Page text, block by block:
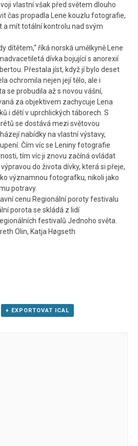
vlastní však před světem dlouho
čas propadla Lene kouzlu fotografie,
a mít totální kontrolu nad svým
dítětem,“ říká norská umělkyně Lene
dívka bojující s anorexií
Přestala jíst, když jí bylo deset
ochromila nejen její tělo, ale i
se probudila až s novou vášní,
za objektivem zachycuje Lena
i dětí v uprchlických táborech. S
se dostává mezi světovou
nabídky na vlastní výstavy,
Čím víc se Leniny fotografie
tím víc ji znovu začíná ovládat
do života dívky, která si přeje,
významnou fotografku, nikoli jako
potravy.
cenu Regionální poroty festivalu
porota se skládá z lidí
festivalů Jednoho světa.
Olin, Katja Høgseth
+ EXPORTOVAT ICAL